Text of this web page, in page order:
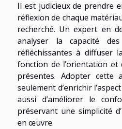
Il est judicieux de prendre
réflexion de chaque
recherché. Un expert en
analyser la capacité
réfléchissantes à diffuser
fonction de l’orientation et
présentes. Adopter cette
seulement d’enrichir
aussi d’améliorer le
préservant une simplicité
en œuvre.